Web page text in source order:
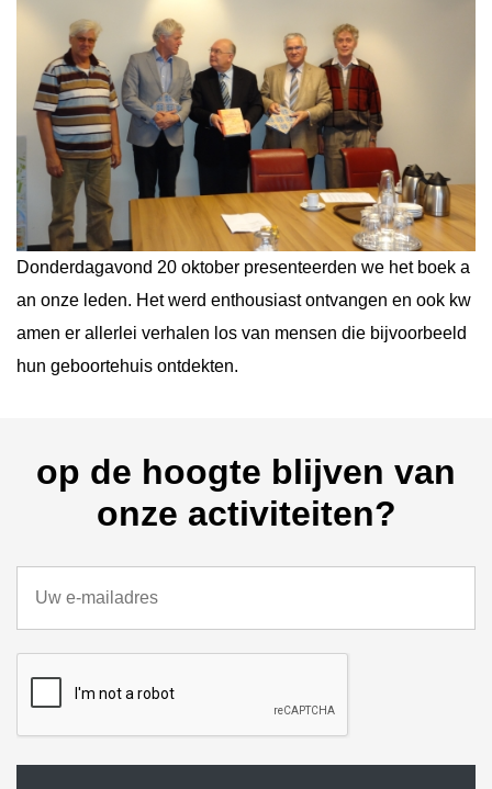
Donderdagavond 20 oktober presenteerden we het boek a
an onze leden. Het werd enthousiast ontvangen en ook kw
amen er allerlei verhalen los van mensen die bijvoorbeeld
hun geboortehuis ontdekten.
op de hoogte blijven van
onze activiteiten?